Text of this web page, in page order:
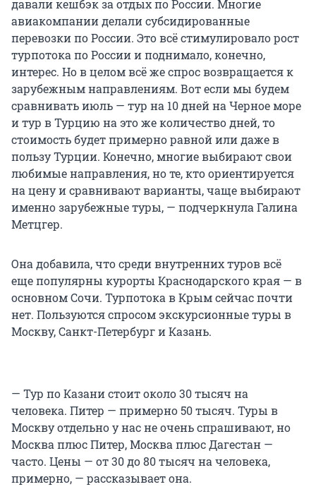
давали кешбэк за отдых по России. Многие
авиакомпании делали субсидированные
перевозки по России. Это всё стимулировало рост
турпотока по России и поднимало, конечно,
интерес. Но в целом всё же спрос возвращается к
зарубежным направлениям. Вот если мы будем
сравнивать июль — тур на 10 дней на Черное море
и тур в Турцию на это же количество дней, то
стоимость будет примерно равной или даже в
пользу Турции. Конечно, многие выбирают свои
любимые направления, но те, кто ориентируется
на цену и сравнивают варианты, чаще выбирают
именно зарубежные туры, — подчеркнула Галина
Метцгер.
Она добавила, что среди внутренних туров всё
еще популярны курорты Краснодарского края — в
основном Сочи. Турпотока в Крым сейчас почти
нет. Пользуются спросом экскурсионные туры в
Москву, Санкт-Петербург и Казань.
— Тур по Казани стоит около 30 тысяч на
человека. Питер — примерно 50 тысяч. Туры в
Москву отдельно у нас не очень спрашивают, но
Москва плюс Питер, Москва плюс Дагестан —
часто. Цены — от 30 до 80 тысяч на человека,
примерно, — рассказывает она.